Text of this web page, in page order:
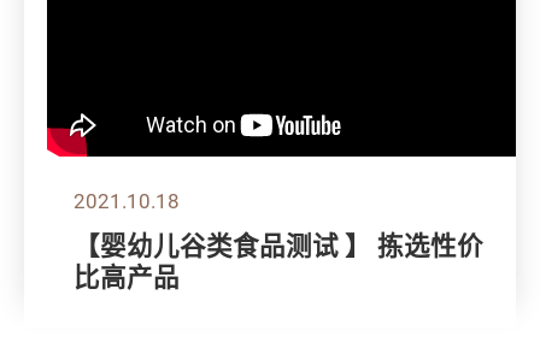
2021.10.18
【婴幼儿谷类食品测试 】 拣选性价
比高产品